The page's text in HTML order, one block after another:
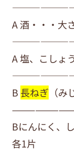
A 酒・・・大
A 塩、こしょ
B 長ねぎ （
Bにんにく、
各1片